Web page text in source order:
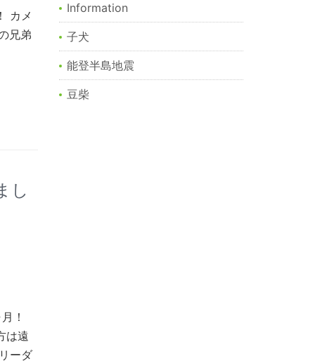
カメ
兄弟
し
！
は遠
ーダ
Information
子犬
能登半島地震
豆柴